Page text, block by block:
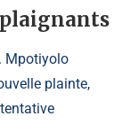
Mpotiyolo
plainte,